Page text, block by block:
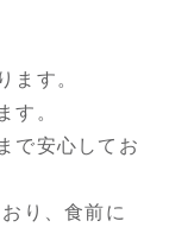
ます。
す。
で安心してお
り、食前に